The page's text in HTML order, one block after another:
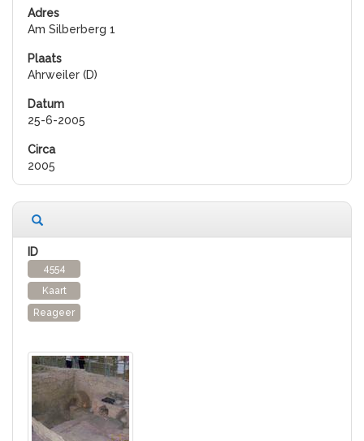
Am Silberberg 1
Ahrweiler (D)
25-6-2005
2005
4554
Kaart
Reageer